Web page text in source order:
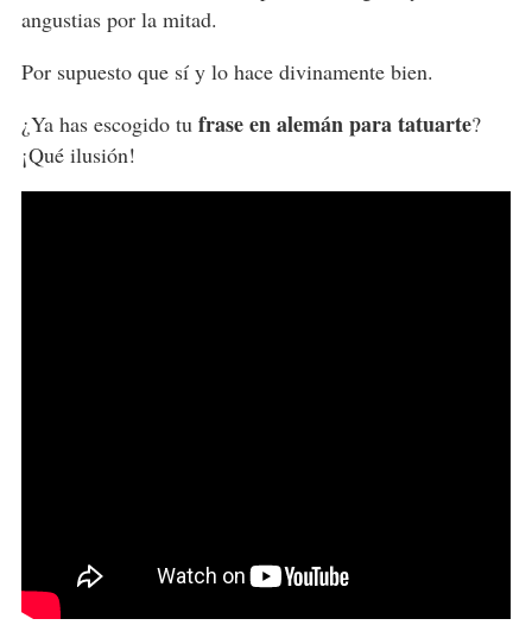
angustias por la mitad.
Por supuesto que sí y lo hace divinamente bien.
¿Ya has escogido tu frase en alemán para tatuarte?
¡Qué ilusión!